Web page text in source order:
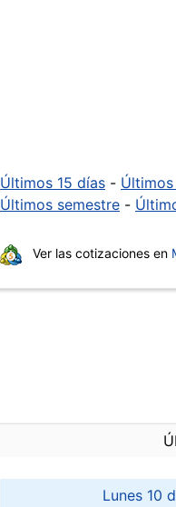
Últimos 15 días -
Últimos semestre -
Ver las cotizaciones en
Lunes 10